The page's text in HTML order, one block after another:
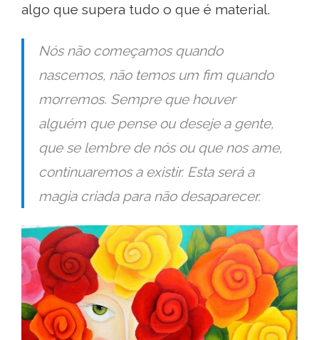
algo que supera tudo o que é material.
Nós não começamos quando
nascemos, não temos um fim quando
morremos. Sempre que houver
alguém que pense ou deseje a gente,
que se lembre de nós ou que nos ame,
continuaremos a existir. Esta será a
magia criada para não desaparecer.